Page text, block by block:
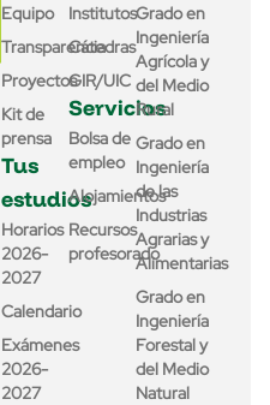
Equipo
Transparencia
Proyectos
Kit de
prensa
Tus
estudios
Horarios
2026-
2027
Calendario
Exámenes
2026-
2027
Institutos
Cátedras
GIR/UIC
Servicios
Bolsa de
empleo
Alojamientos
Recursos
profesorado
Grado en
Ingeniería
Agrícola y
del Medio
Rural
Grado en
Ingeniería
de las
Industrias
Agrarias y
Alimentarias
Grado en
Ingeniería
Forestal y
del Medio
Natural